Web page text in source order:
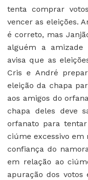
tenta comprar
vencer as eleições.
é correto, mas
alguém a amizade
avisa que as
Cris e André
eleição da chapa
aos amigos do
chapa deles deve
orfanato para
ciúme excessivo em
confiança do
em relação ao
apuração dos